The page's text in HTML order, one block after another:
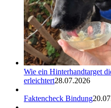
Wie ein Hinterhandtarget
erleichtert28.07.2026
Faktencheck Bindung